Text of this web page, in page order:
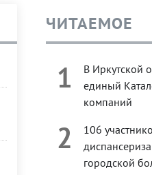
ЧИТАЕМОЕ
1
В Иркутской
единый
компаний
2
106
городской